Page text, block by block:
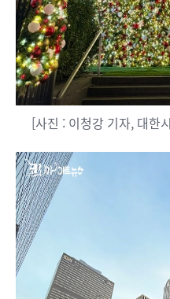
[사진 : 이청강 기자, 대한